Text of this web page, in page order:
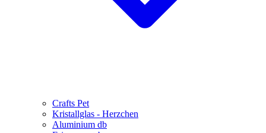
Crafts Pet
Kristallglas - Herzchen
Aluminium db